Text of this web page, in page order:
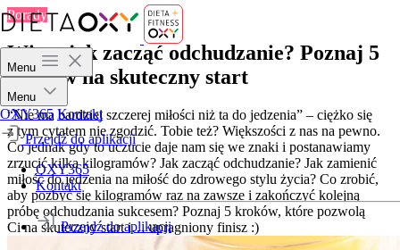
Menu
Menu
OXY365 Kontakt
Przejdź do aplikacji
OXY365
Kontakt
Przejdź do aplikacji
Porady
Wiesz jak zacząć odchudzanie? Poznaj 5
kroków na skuteczny start
“Nie ma bardziej szczerej miłości niż ta do jedzenia” – ciężko się
z tym cytatem nie zgodzić. Tobie też? Większości z nas na pewno.
Co jednak gdy to uczucie daje nam się we znaki i postanawiamy
zrzucić kilka kilogramów? Jak zacząć odchudzanie? Jak zamienić
miłość do jedzenia na miłość do zdrowego stylu życia? Co zrobić,
aby pozbyć się kilogramów raz na zawsze i zakończyć kolejną
próbę odchudzania sukcesem? Poznaj 5 kroków, które pozwolą
Ci na skuteczny start i… upragniony finisz :)